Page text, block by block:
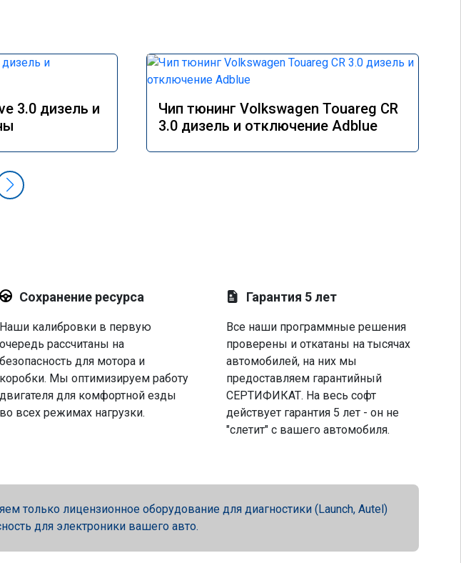
3.0 дизель и
Чип тюнинг Volkswagen Touareg CR
3.0 дизель и отключение Adblue
Сохранение ресурса
Наши калибровки в первую
очередь рассчитаны на
безопасность для мотора и
коробки. Мы оптимизируем работу
двигателя для комфортной езды
во всех режимах нагрузки.
Гарантия 5 лет
Все наши программные решения
проверены и откатаны на тысячах
автомобилей, на них мы
предоставляем гарантийный
СЕРТИФИКАТ. На весь софт
действует гарантия 5 лет - он не
"слетит" с вашего автомобиля.
лицензионное оборудование для диагностики (Launch, Autel)
для электроники вашего авто.